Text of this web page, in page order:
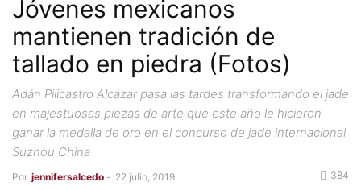
Jóvenes mexicanos
mantienen tradición de
tallado en piedra (Fotos)
Adán Pilicastro Alcázar pasa las tardes transformando el jade
en majestuosas piezas de arte que este año le hicieron
ganar la medalla de oro en el concurso de jade internacional
Suzhou China
Por jennifersalcedo - 22 julio, 2019 384